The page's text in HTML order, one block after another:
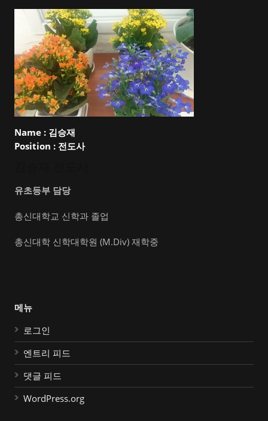
Name : 김승재
Position : 전도사
유초등부 담당
총신대학교 신학과 졸업
총신대학 신학대학원 (M.Div) 재학중
메뉴
로그인
엔트리 피드
댓글 피드
WordPress.org